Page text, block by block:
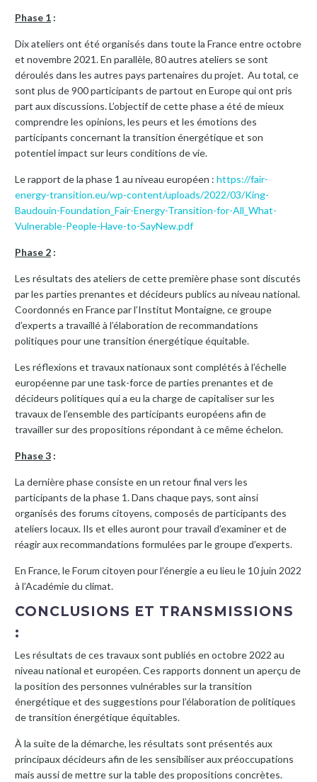
Phase 1 :
Dix ateliers ont été organisés dans toute la France entre octobre
et novembre 2021. En parallèle, 80 autres ateliers se sont
déroulés dans les autres pays partenaires du projet. Au total, ce
sont plus de 900 participants de partout en Europe qui ont pris
part aux discussions. L’objectif de cette phase a été de mieux
comprendre les opinions, les peurs et les émotions des
participants concernant la transition énergétique et son
potentiel impact sur leurs conditions de vie.
Le rapport de la phase 1 au niveau européen : https://fair-
energy-transition.eu/wp-content/uploads/2022/03/King-
Baudouin-Foundation_Fair-Energy-Transition-for-All_What-
Vulnerable-People-Have-to-SayNew.pdf
Phase 2 :
Les résultats des ateliers de cette première phase sont discutés
par les parties prenantes et décideurs publics au niveau national.
Coordonnés en France par l’Institut Montaigne, ce groupe
d’experts a travaillé à l’élaboration de recommandations
politiques pour une transition énergétique équitable.
Les réflexions et travaux nationaux sont complétés à l’échelle
européenne par une task-force de parties prenantes et de
décideurs politiques qui a eu la charge de capitaliser sur les
travaux de l’ensemble des participants européens afin de
travailler sur des propositions répondant à ce même échelon.
Phase 3 :
La dernière phase consiste en un retour final vers les
participants de la phase 1. Dans chaque pays, sont ainsi
organisés des forums citoyens, composés de participants des
ateliers locaux. Ils et elles auront pour travail d’examiner et de
réagir aux recommandations formulées par le groupe d’experts.
En France, le Forum citoyen pour l’énergie a eu lieu le 10 juin 2022
à l’Académie du climat.
CONCLUSIONS ET TRANSMISSIONS
:
Les résultats de ces travaux sont publiés en octobre 2022 au
niveau national et européen. Ces rapports donnent un aperçu de
la position des personnes vulnérables sur la transition
énergétique et des suggestions pour l’élaboration de politiques
de transition énergétique équitables.
À la suite de la démarche, les résultats sont présentés aux
principaux décideurs afin de les sensibiliser aux préoccupations
mais aussi de mettre sur la table des propositions concrètes.